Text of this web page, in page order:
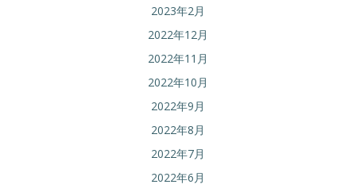
2023年2月
2022年12月
2022年11月
2022年10月
2022年9月
2022年8月
2022年7月
2022年6月